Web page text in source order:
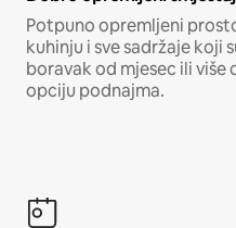
Potpuno opremljeni
kuhinju i sve sadržaje koji
boravak od mjesec ili više
opciju podnajma.